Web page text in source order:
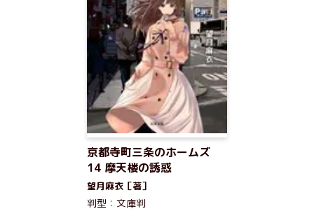
京都寺町三条のホームズ
14 摩天楼の誘惑
望月麻衣［著］
判型：文庫判